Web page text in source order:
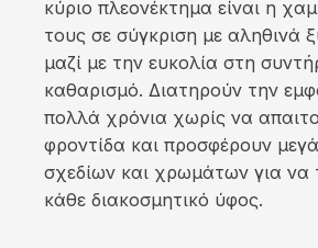
κύριο πλεονέκτημα είναι η
τους σε σύγκριση με αληθινά
μαζί με την ευκολία στη
καθαρισμό. Διατηρούν την
πολλά χρόνια χωρίς να
φροντίδα και προσφέρουν
σχεδίων και χρωμάτων για να
κάθε διακοσμητικό ύφος.